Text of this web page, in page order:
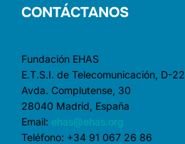
CONTÁCTANOS
Fundación EHAS
E.T.S.I. de Telecomunicación, D-22
Avda. Complutense, 30
28040 Madrid, España
Email: ehas@ehas.org
Teléfono: +34 91 067 26 86